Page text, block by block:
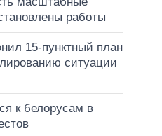
работы
15-пунктный план
ситуации
к белорусам в